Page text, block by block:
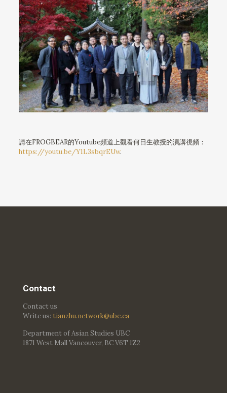
請在FROGBEAR的Youtube頻道上觀看何日生教授的演講視頻：
https://youtu.be/Y1L3sbqrEUw.
Contact
Contact us
Write us: tianzhu.network@ubc.ca
Department of Asian Studies UBC
1871 West Mall Vancouver, BC V6T 1Z2